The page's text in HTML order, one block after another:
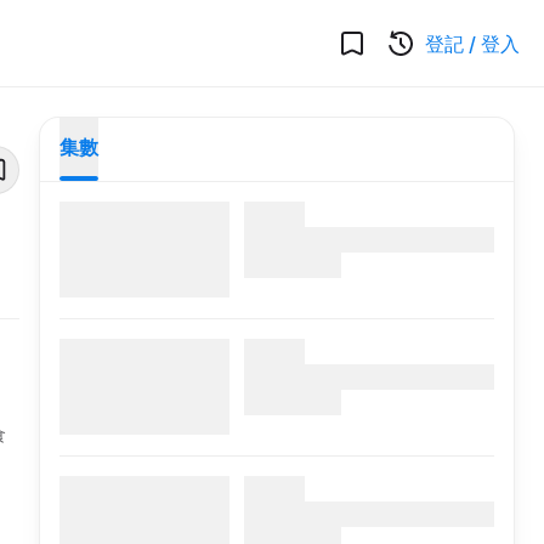
登記 / 登入
集數